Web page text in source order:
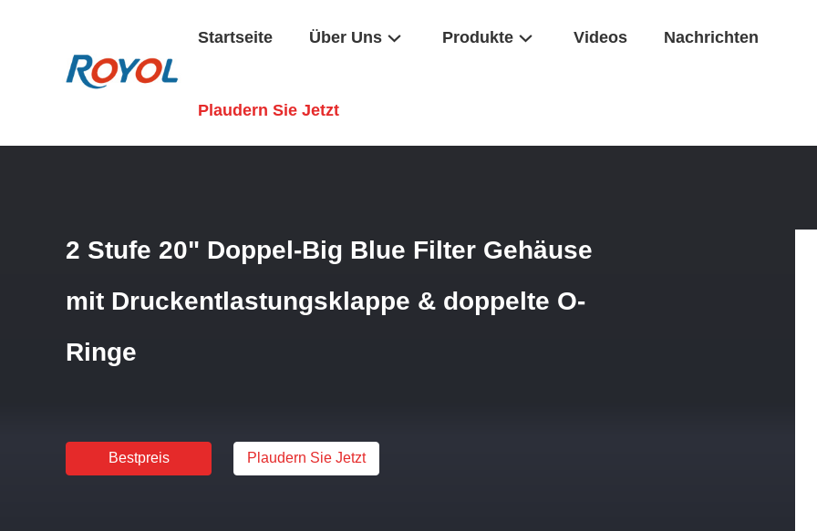
Startseite Über Uns Produkte Videos Nachrichten
Plaudern Sie Jetzt
2 Stufe 20" Doppel-Big Blue Filter Gehäuse
mit Druckentlastungsklappe & doppelte O-
Ringe
Bestpreis Plaudern Sie Jetzt